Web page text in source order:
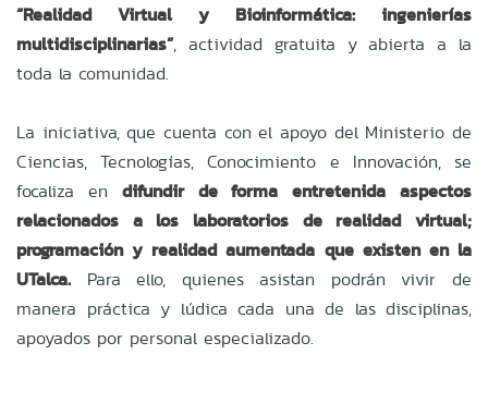
“Realidad Virtual y Bioinformática: ingenierías
multidisciplinarias”, actividad gratuita y abierta a la
toda la comunidad.
La iniciativa, que cuenta con el apoyo del Ministerio de
Ciencias, Tecnologías, Conocimiento e Innovación, se
focaliza en difundir de forma entretenida aspectos
relacionados a los laboratorios de realidad virtual;
programación y realidad aumentada que existen en la
UTalca. Para ello, quienes asistan podrán vivir de
manera práctica y lúdica cada una de las disciplinas,
apoyados por personal especializado.